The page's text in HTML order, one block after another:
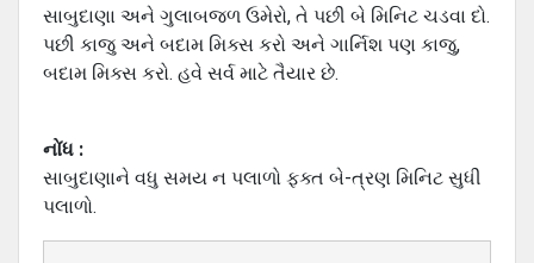
સાબુદાણા અને ગુલાબજળ ઉમેરો, તે પછી બે મિનિટ ચડવા દો.
પછી કાજુ અને બદામ મિક્સ કરો અને ગાર્નિશ પણ કાજુ,
બદામ મિક્સ કરો. હવે સર્વ માટે તૈયાર છે.
નોંધ :
સાબુદાણાને વધુ સમય ન પલાળો ફક્ત બે-ત્રણ મિનિટ સુધી
પલાળો.